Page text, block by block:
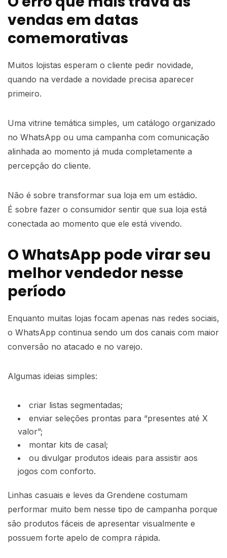
vendas em datas
comemorativas
Muitos lojistas esperam o cliente pedir novidade,
quando na verdade a novidade precisa aparecer
primeiro.
Uma vitrine temática simples, um catálogo organizado
no WhatsApp ou uma campanha com comunicação
alinhada ao momento já muda completamente a
percepção do cliente.
Não é sobre transformar sua loja em um estádio.
É sobre fazer o consumidor sentir que sua loja está
conectada ao momento que ele está vivendo.
O WhatsApp pode virar seu
melhor vendedor nesse
período
Enquanto muitas lojas focam apenas nas redes sociais,
o WhatsApp continua sendo um dos canais com maior
conversão no atacado e no varejo.
Algumas ideias simples:
criar listas segmentadas;
enviar seleções prontas para “presentes até X
valor”;
montar kits de casal;
ou divulgar produtos ideais para assistir aos
jogos com conforto.
Linhas casuais e leves da Grendene costumam
performar muito bem nesse tipo de campanha porque
são produtos fáceis de apresentar visualmente e
possuem forte apelo de compra rápida.